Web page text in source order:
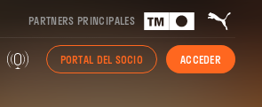
PARTNERS PRINCIPALES
PORTAL DEL SOCIO ACCEDER